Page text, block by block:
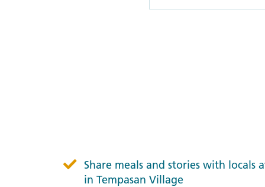
Share meals and stories with locals
in Tempasan Village